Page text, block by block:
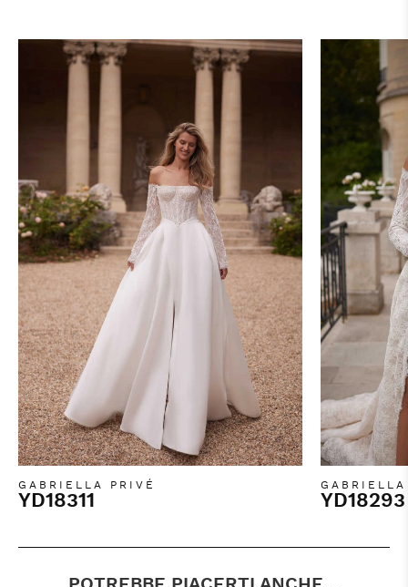
GABRIELLA PRIVÉ
YD18311 YD18293